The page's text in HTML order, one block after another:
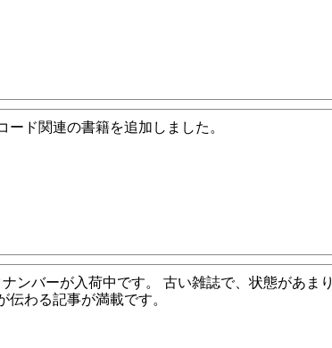
ード関連の書籍を追加しました。
ンバーが入荷中です。 古い雑誌で、状態があまり
伝わる記事が満載です。